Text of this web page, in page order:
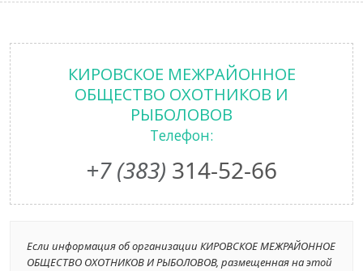
КИРОВСКОЕ МЕЖРАЙОННОЕ
ОБЩЕСТВО ОХОТНИКОВ И
РЫБОЛОВОВ
Телефон:
+7 (383) 314-52-66
Если информация об организации КИРОВСКОЕ МЕЖРАЙОННОЕ
ОБЩЕСТВО ОХОТНИКОВ И РЫБОЛОВОВ, размещенная на этой